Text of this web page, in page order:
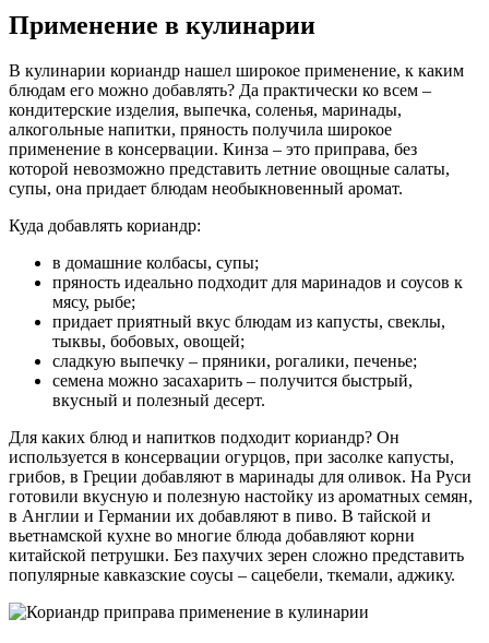
Применение в кулинарии
В кулинарии кориандр нашел широкое применение, к каким
блюдам его можно добавлять? Да практически ко всем –
кондитерские изделия, выпечка, соленья, маринады,
алкогольные напитки, пряность получила широкое
применение в консервации. Кинза – это приправа, без
которой невозможно представить летние овощные салаты,
супы, она придает блюдам необыкновенный аромат.
Куда добавлять кориандр:
в домашние колбасы, супы;
пряность идеально подходит для маринадов и соусов к
мясу, рыбе;
придает приятный вкус блюдам из капусты, свеклы,
тыквы, бобовых, овощей;
сладкую выпечку – пряники, рогалики, печенье;
семена можно засахарить – получится быстрый,
вкусный и полезный десерт.
Для каких блюд и напитков подходит кориандр? Он
используется в консервации огурцов, при засолке капусты,
грибов, в Греции добавляют в маринады для оливок. На Руси
готовили вкусную и полезную настойку из ароматных семян,
в Англии и Германии их добавляют в пиво. В тайской и
вьетнамской кухне во многие блюда добавляют корни
китайской петрушки. Без пахучих зерен сложно представить
популярные кавказские соусы – сацебели, ткемали, аджику.